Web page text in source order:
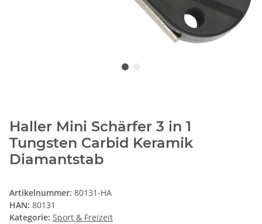
Haller Mini Schärfer 3 in 1
Tungsten Carbid Keramik
Diamantstab
Artikelnummer: 80131-HA
HAN: 80131
Kategorie: Sport & Freizeit